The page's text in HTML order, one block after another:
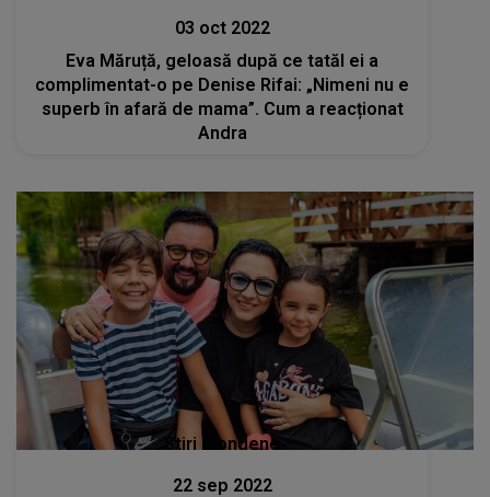
03 oct 2022
Eva Măruță, geloasă după ce tatăl ei a
complimentat-o pe Denise Rifai: „Nimeni nu e
superb în afară de mama”. Cum a reacționat
Andra
Stiri mondene
22 sep 2022